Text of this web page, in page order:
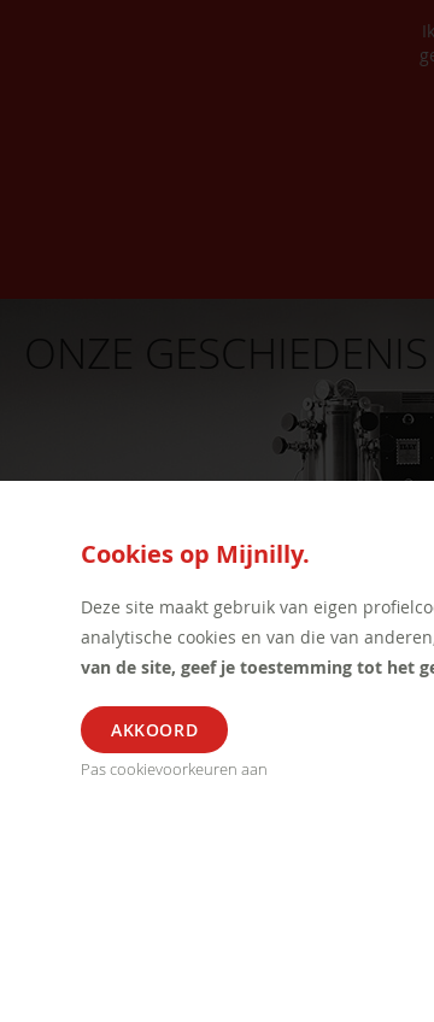
ONZE GESCHIEDENIS
ALGEMEEN
Cookies op Mijnilly.
Deze site maakt gebruik van eigen
analytische cookies en van die van
van de site, geef je toestemming tot het
Pas cookievoorkeuren aan